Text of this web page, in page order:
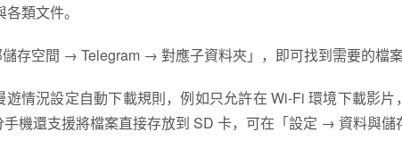
類文件。
存空間 → Telegram → 對應子資料夾」，即可找到需要的檔
情況設定自動下載規則，例如只允許在 Wi-Fi 環境下載影片
機還支援將檔案直接存放到 SD 卡，可在「設定 → 資料與儲